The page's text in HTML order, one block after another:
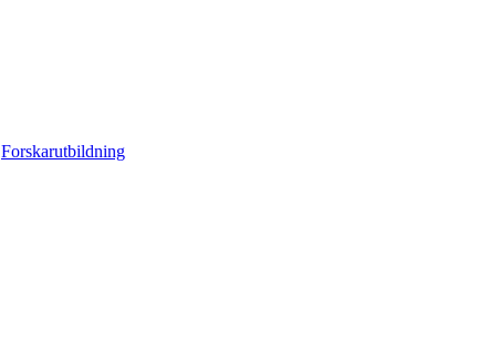
Forskarutbildning